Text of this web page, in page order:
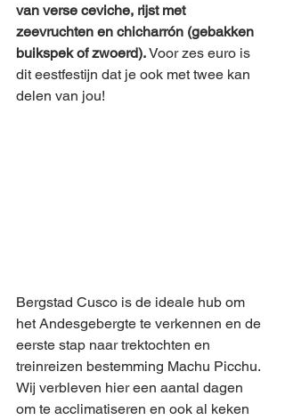
van verse ceviche, rijst met
zeevruchten en chicharrón (gebakken
buikspek of zwoerd). Voor zes euro is
dit eestfestijn dat je ook met twee kan
delen van jou!
Bergstad Cusco is de ideale hub om
het Andesgebergte te verkennen en de
eerste stap naar trektochten en
treinreizen bestemming Machu Picchu.
Wij verbleven hier een aantal dagen
om te acclimatiseren en ook al keken